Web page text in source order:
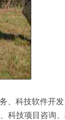
、科技软件开
科技项目咨询